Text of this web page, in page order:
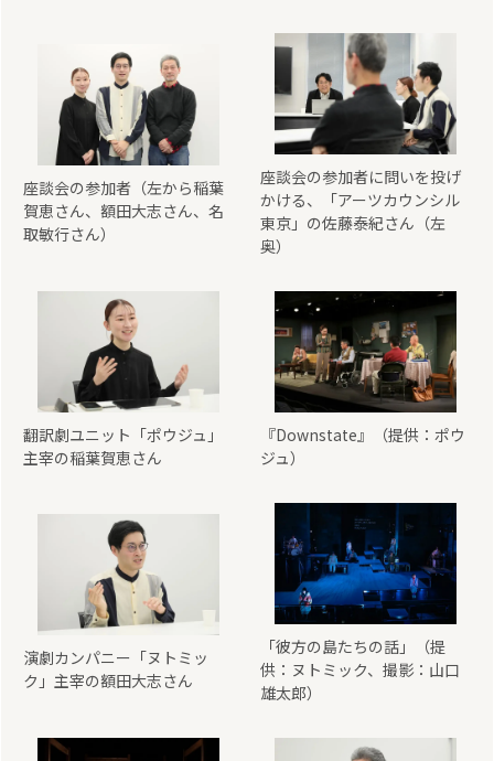
座談会の参加者（左から稲葉
賀恵さん、額田大志さん、名
取敏行さん）
座談会の参加者に問いを投げ
かける、「アーツカウンシル
東京」の佐藤泰紀さん（左
奥）
翻訳劇ユニット「ポウジュ」
主宰の稲葉賀恵さん
『Downstate』（提供：ポウ
ジュ）
演劇カンパニー「ヌトミッ
ク」主宰の額田大志さん
「彼方の島たちの話」（提
供：ヌトミック、撮影：山口
雄太郎）